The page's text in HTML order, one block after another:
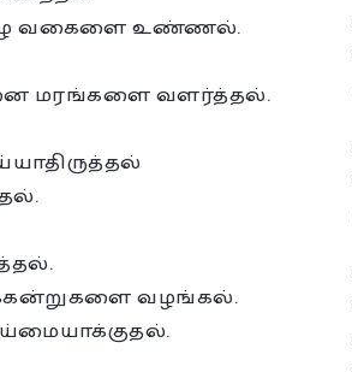
பழ வகைளை உண்ணல்.
மரங்களை வளர்த்தல்.
வழங்கல்.